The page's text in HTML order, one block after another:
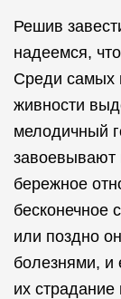
Решив
надеемся,
Среди самых
живности
мелодичный
бережное
бесконечное
или поздно
болезнями, и
их